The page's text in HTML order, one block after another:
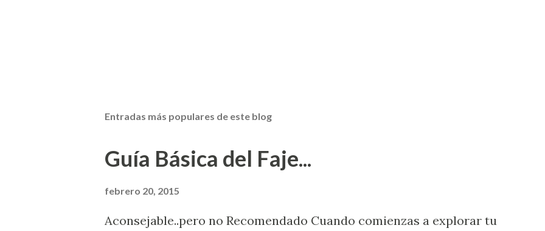
Entradas más populares de este blog
Guía Básica del Faje...
febrero 20, 2015
Aconsejable..pero no Recomendado Cuando comienzas a explorar tu